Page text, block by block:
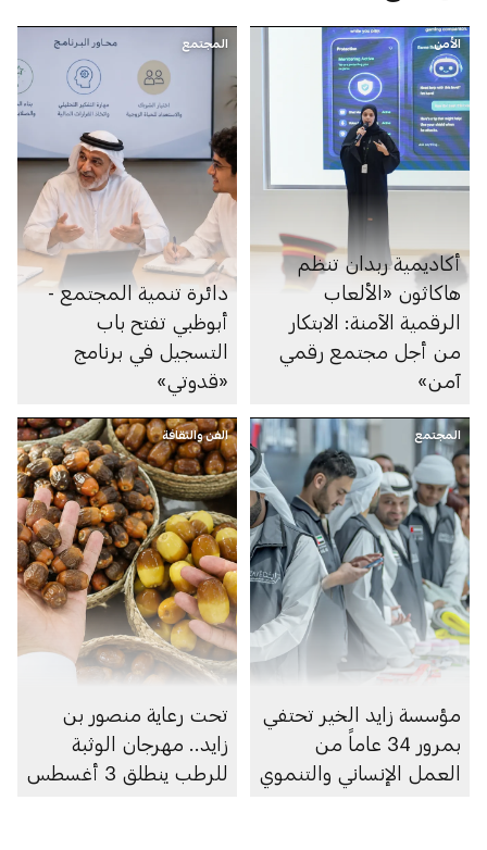
الأمن
أكاديمية ربدان تنظم
هاكاثون «الألعاب
الرقمية الآمنة: الابتكار
من أجل مجتمع رقمي
آمن»
المجتمع
دائرة تنمية المجتمع -
أبوظبي تفتح باب
التسجيل في برنامج
«قدوتي»
المجتمع
مؤسسة زايد الخير تحتفي
بمرور 34 عاماً من
العمل الإنساني والتنموي
الفن والثقافة
تحت رعاية منصور بن
زايد.. مهرجان الوثبة
للرطب ينطلق 3 أغسطس